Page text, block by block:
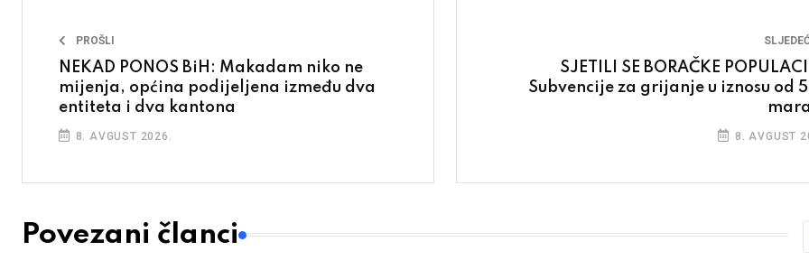
PROŠLI
NEKAD PONOS BiH: Makadam niko ne
mijenja, općina podijeljena između dva
entiteta i dva kantona
8. AVGUST 2026.
SJETILI SE BORAČKE
Subvencije za grijanje u iznosu od
8. AVGUST
Povezani članci